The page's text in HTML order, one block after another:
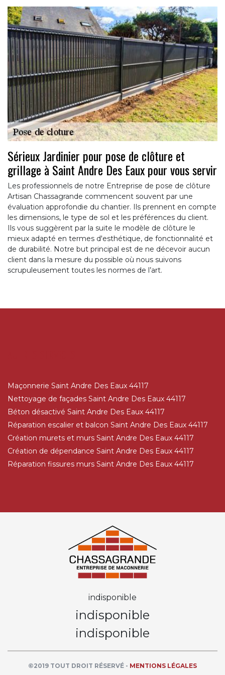
Sérieux Jardinier pour pose de clôture et
grillage à Saint Andre Des Eaux pour vous servir
Les professionnels de notre Entreprise de pose de clôture
Artisan Chassagrande commencent souvent par une
évaluation approfondie du chantier. Ils prennent en compte
les dimensions, le type de sol et les préférences du client.
Ils vous suggèrent par la suite le modèle de clôture le
mieux adapté en termes d'esthétique, de fonctionnalité et
de durabilité. Notre but principal est de ne décevoir aucun
client dans la mesure du possible où nous suivons
scrupuleusement toutes les normes de l’art.
Maçonnerie Saint Andre Des Eaux 44117
Nettoyage de façades Saint Andre Des Eaux 44117
Béton désactivé Saint Andre Des Eaux 44117
Réparation escalier et balcon Saint Andre Des Eaux 44117
Création murets et murs Saint Andre Des Eaux 44117
Création de dépendance Saint Andre Des Eaux 44117
Réparation fissures murs Saint Andre Des Eaux 44117
indisponible
indisponible
indisponible
©2019 TOUT DROIT RÉSERVÉ - MENTIONS LÉGALES